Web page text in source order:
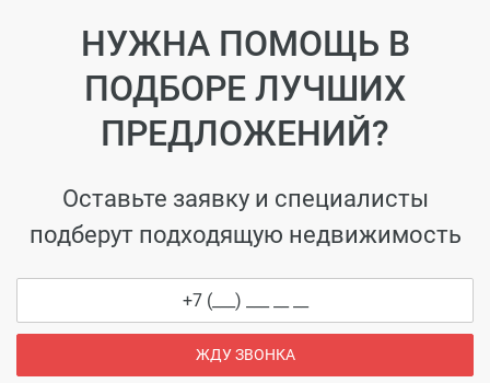
НУЖНА ПОМОЩЬ В
ПОДБОРЕ ЛУЧШИХ
ПРЕДЛОЖЕНИЙ?
Оставьте заявку и специалисты
подберут подходящую недвижимость
ЖДУ ЗВОНКА